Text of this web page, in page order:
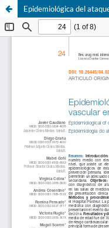
Epidemiológica del